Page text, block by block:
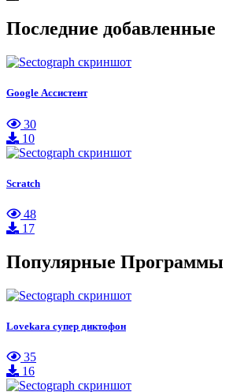
Последние добавленные
Google Ассистент
30
10
Scratch
48
17
Популярные Программы
Lovekara супер диктофон
35
16